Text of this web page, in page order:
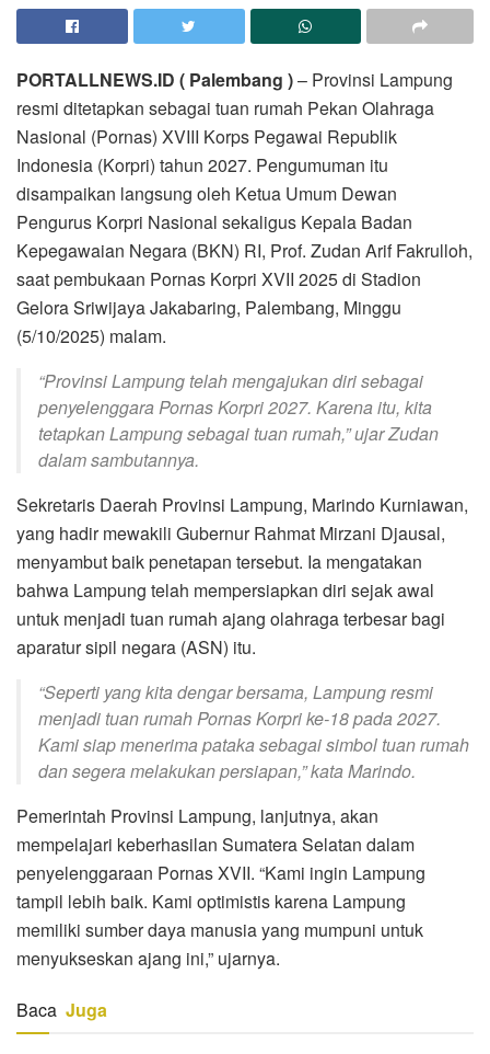
PORTALLNEWS.ID ( Palembang )– Provinsi Lampung
resmi ditetapkan sebagai tuan rumah Pekan Olahraga
Nasional (Pornas) XVIII Korps Pegawai Republik
Indonesia (Korpri) tahun 2027. Pengumuman itu
disampaikan langsung oleh Ketua Umum Dewan
Pengurus Korpri Nasional sekaligus Kepala Badan
Kepegawaian Negara (BKN) RI, Prof. Zudan Arif Fakrulloh,
saat pembukaan Pornas Korpri XVII 2025 di Stadion
Gelora Sriwijaya Jakabaring, Palembang, Minggu
(5/10/2025) malam.
“Provinsi Lampung telah mengajukan diri sebagai
penyelenggara Pornas Korpri 2027. Karena itu, kita
tetapkan Lampung sebagai tuan rumah,” ujar Zudan
dalam sambutannya.
Sekretaris Daerah Provinsi Lampung, Marindo Kurniawan,
yang hadir mewakili Gubernur Rahmat Mirzani Djausal,
menyambut baik penetapan tersebut. Ia mengatakan
bahwa Lampung telah mempersiapkan diri sejak awal
untuk menjadi tuan rumah ajang olahraga terbesar bagi
aparatur sipil negara (ASN) itu.
“Seperti yang kita dengar bersama, Lampung resmi
menjadi tuan rumah Pornas Korpri ke-18 pada 2027.
Kami siap menerima pataka sebagai simbol tuan rumah
dan segera melakukan persiapan,” kata Marindo.
Pemerintah Provinsi Lampung, lanjutnya, akan
mempelajari keberhasilan Sumatera Selatan dalam
penyelenggaraan Pornas XVII. “Kami ingin Lampung
tampil lebih baik. Kami optimistis karena Lampung
memiliki sumber daya manusia yang mumpuni untuk
menyukseskan ajang ini,” ujarnya.
Baca Juga